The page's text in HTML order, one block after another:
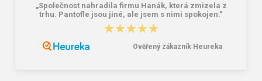
Batoh Travelite Basics Melange
Peňaženka Aeronautica Militare Flag
„Společnost nahradila firmu Hanák, která zmizela z
trhu. Pantofle jsou jiné, ale jsem s nimi spokojen.“
★★★★★
★★★★★
Ověřený zákazník Heureka